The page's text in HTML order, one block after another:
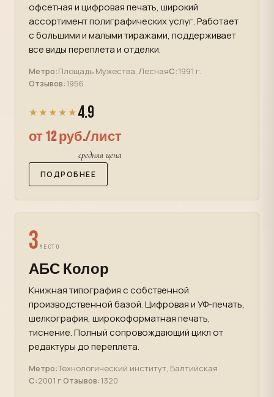
офсетная и цифровая печать, широкий
ассортимент полиграфических услуг. Работает
с большими и малыми тиражами, поддерживает
все виды переплета и отделки.
Метро:Площадь Мужества, ЛеснаяС:1991 г.
Отзывов:1956
★★★★★ 4.9
от 12 руб./лист
средняя цена
ПОДРОБНЕЕ
3 МЕСТО
АБС Колор
Книжная типография с собственной
производственной базой. Цифровая и УФ-печать,
шелкография, широкоформатная печать,
тиснение. Полный сопровождающий цикл от
редактуры до переплета.
Метро:Технологический институт, Балтийская
С:2001 г.Отзывов:1320